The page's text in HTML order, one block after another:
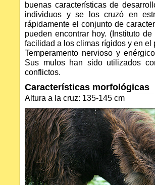
buenas características de
individuos y se los cruzó en
rápidamente el conjunto de
pueden encontrar hoy. (Instituto
facilidad a los climas rígidos y en
Temperamento nervioso y
Sus mulos han sido utilizados
conflictos.
Características morfológicas
Altura a la cruz: 135-145 cm